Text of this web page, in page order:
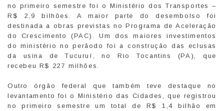
no primeiro semestre foi o Ministério dos Transportes –
R$ 2,9 bilhões. A maior parte do desembolso foi
destinada a obras previstas no Programa de Aceleração
do Crescimento (PAC). Um dos maiores investimentos
do ministério no perãodo foi a construção das eclusas
da usina de Tucuruí, no Rio Tocantins (PA), que
recebeu R$ 227 milhões.
Outro órgão federal que também teve destaque no
levantamento foi o Ministério das Cidades, que registrou
no primeiro semestre um total de R$ 1,4 bilhão em